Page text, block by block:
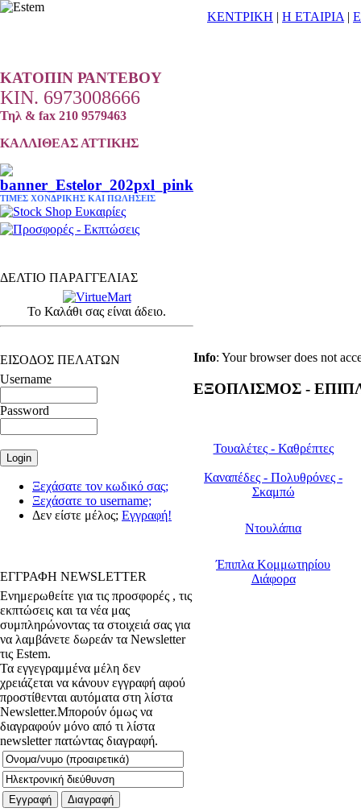
ΚΑΤΟΠΙΝ ΡΑΝΤΕΒΟΥ
ΚΙΝ. 6973008666
Τηλ & fax 210 9579463
ΚΑΛΛΙΘΕΑΣ ΑΤΤΙΚΗΣ
ΤΙΜΕΣ ΧΟΝΔΡΙΚΗΣ ΚΑΙ ΠΩΛΗΣΕΙΣ
ΔΕΛΤΙΟ ΠΑΡΑΓΓΕΛΙΑΣ
Το Καλάθι σας είναι άδειο.
ΕΙΣΟΔΟΣ ΠΕΛΑΤΩΝ
Username
Password
Ξεχάσατε τον κωδικό σας;
Ξεχάσατε το username;
Δεν είστε μέλος; Εγγραφή!
ΕΓΓΡΑΦΗ NEWSLETTER
Ενημερωθείτε για τις προσφορές , τις
εκπτώσεις και τα νέα μας
συμπληρώνοντας τα στοιχειά σας για
να λαμβάνετε δωρεάν τα Newsletter
τις Estem.
Τα εγγεγραμμένα μέλη δεν
χρειάζεται να κάνουν εγγραφή αφού
προστίθενται αυτόματα στη λίστα
Newsletter.Μπορούν όμως να
διαγραφούν μόνο από τι λίστα
newsletter πατώντας διαγραφή.
ΚΕΝΤΡΙΚΗ | Η ΕΤΑΙΡΙΑ |
Info: Your browser does not
ΕΞΟΠΛΙΣΜΟΣ -
Τουαλέτες - Καθρέπτες
Καναπέδες - Πολυθρόνες -
Σκαμπώ
Ντουλάπια
Έπιπλα Κομμωτηρίου
Διάφορα